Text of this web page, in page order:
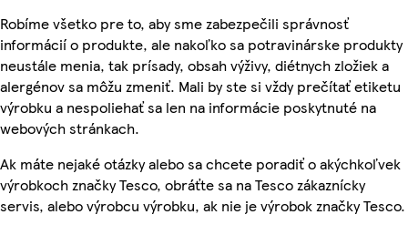
Robíme všetko pre to, aby sme zabezpečili správnosť
informácií o produkte, ale nakoľko sa potravinárske produkty
neustále menia, tak prísady, obsah výživy, diétnych zložiek a
alergénov sa môžu zmeniť. Mali by ste si vždy prečítať etiketu
výrobku a nespoliehať sa len na informácie poskytnuté na
webových stránkach.
Ak máte nejaké otázky alebo sa chcete poradiť o akýchkoľvek
výrobkoch značky Tesco, obráťte sa na Tesco zákaznícky
servis, alebo výrobcu výrobku, ak nie je výrobok značky Tesco.